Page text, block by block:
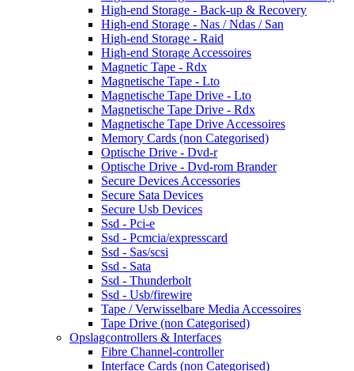
High-end Storage - Back-up & Recovery
High-end Storage - Nas / Ndas / San
High-end Storage - Raid
High-end Storage Accessoires
Magnetic Tape - Rdx
Magnetische Tape - Lto
Magnetische Tape Drive - Lto
Magnetische Tape Drive - Rdx
Magnetische Tape Drive Accessoires
Memory Cards (non Categorised)
Optische Drive - Dvd-r
Optische Drive - Dvd-rom Brander
Secure Devices Accessories
Secure Sata Devices
Secure Usb Devices
Ssd - Pci-e
Ssd - Pcmcia/expresscard
Ssd - Sas/scsi
Ssd - Sata
Ssd - Thunderbolt
Ssd - Usb/firewire
Tape / Verwisselbare Media Accessoires
Tape Drive (non Categorised)
Opslagcontrollers & Interfaces
Fibre Channel-controller
Interface Cards (non Categorised)